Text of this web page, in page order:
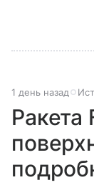
1 день назад
Ракета